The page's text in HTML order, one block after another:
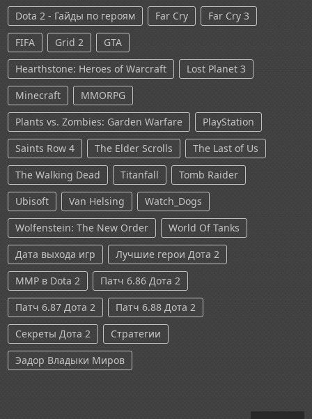
Dota 2 - Гайды по героям
Far Cry
Far Cry 3
FIFA
Grid 2
GTA
Hearthstone: Heroes of Warcraft
Lost Planet 3
Minecraft
MMORPG
Plants vs. Zombies: Garden Warfare
PlayStation
Saints Row 4
The Elder Scrolls
The Last of Us
The Walking Dead
Titanfall
Tomb Raider
Ubisoft
Van Helsing
Watch_Dogs
Wolfenstein: The New Order
World Of Tanks
Дата выхода игр
Лучшие герои Дота 2
ММР в Dota 2
Патч 6.86 Дота 2
Патч 6.87 Дота 2
Патч 6.88 Дота 2
Секреты Дота 2
Стратегии
Эадор Владыки Миров